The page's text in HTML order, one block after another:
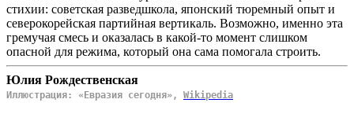
стихии: советская разведшкола, японский тюремный опыт и
северокорейская партийная вертикаль. Возможно, именно эта
гремучая смесь и оказалась в какой-то момент слишком
опасной для режима, который она сама помогала строить.
Юлия Рождественская
Иллюстрация: «Евразия сегодня», Wikipedia